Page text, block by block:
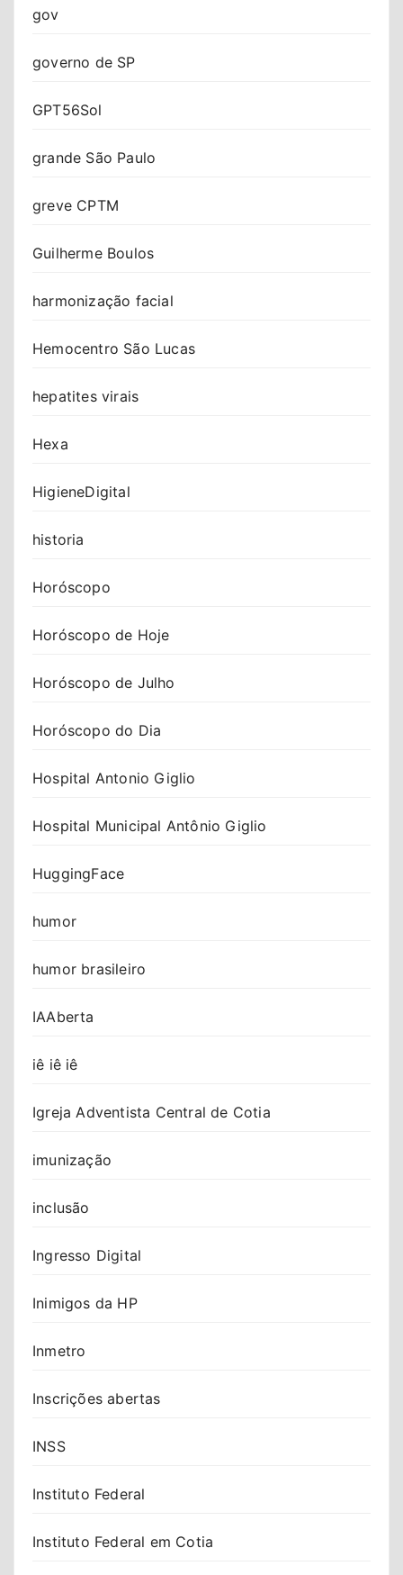
gov
governo de SP
GPT56Sol
grande São Paulo
greve CPTM
Guilherme Boulos
harmonização facial
Hemocentro São Lucas
hepatites virais
Hexa
HigieneDigital
historia
Horóscopo
Horóscopo de Hoje
Horóscopo de Julho
Horóscopo do Dia
Hospital Antonio Giglio
Hospital Municipal Antônio Giglio
HuggingFace
humor
humor brasileiro
IAAberta
iê iê iê
Igreja Adventista Central de Cotia
imunização
inclusão
Ingresso Digital
Inimigos da HP
Inmetro
Inscrições abertas
INSS
Instituto Federal
Instituto Federal em Cotia